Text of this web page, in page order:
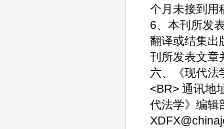
个月未接到用
6、本刊所发
翻译或结集出
刊所发表文章
六、《现代法
<BR> 通讯地
代法学》编辑